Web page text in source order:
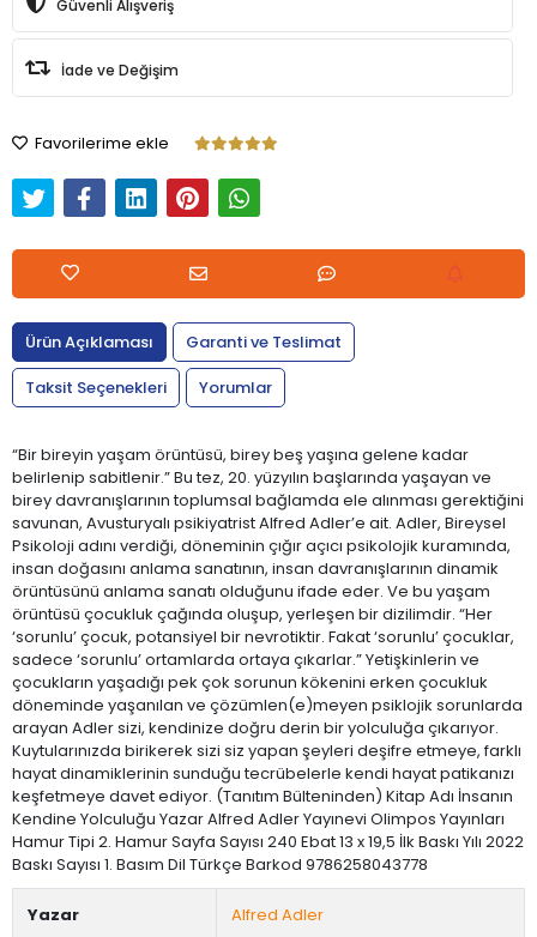
Güvenli Alışveriş
İade ve Değişim
Favorilerime ekle
Ürün Açıklaması
Garanti ve Teslimat
Taksit Seçenekleri
Yorumlar
“Bir bireyin yaşam örüntüsü, birey beş yaşına gelene kadar
belirlenip sabitlenir.” Bu tez, 20. yüzyılın başlarında yaşayan ve
birey davranışlarının toplumsal bağlamda ele alınması gerektiğini
savunan, Avusturyalı psikiyatrist Alfred Adler’e ait. Adler, Bireysel
Psikoloji adını verdiği, döneminin çığır açıcı psikolojik kuramında,
insan doğasını anlama sanatının, insan davranışlarının dinamik
örüntüsünü anlama sanatı olduğunu ifade eder. Ve bu yaşam
örüntüsü çocukluk çağında oluşup, yerleşen bir dizilimdir. “Her
‘sorunlu’ çocuk, potansiyel bir nevrotiktir. Fakat ‘sorunlu’ çocuklar,
sadece ‘sorunlu’ ortamlarda ortaya çıkarlar.” Yetişkinlerin ve
çocukların yaşadığı pek çok sorunun kökenini erken çocukluk
döneminde yaşanılan ve çözümlen(e)meyen psiklojik sorunlarda
arayan Adler sizi, kendinize doğru derin bir yolculuğa çıkarıyor.
Kuytularınızda birikerek sizi siz yapan şeyleri deşifre etmeye, farklı
hayat dinamiklerinin sunduğu tecrübelerle kendi hayat patikanızı
keşfetmeye davet ediyor. (Tanıtım Bülteninden) Kitap Adı İnsanın
Kendine Yolculuğu Yazar Alfred Adler Yayınevi Olimpos Yayınları
Hamur Tipi 2. Hamur Sayfa Sayısı 240 Ebat 13 x 19,5 İlk Baskı Yılı 2022
Baskı Sayısı 1. Basım Dil Türkçe Barkod 9786258043778
Yazar Alfred Adler